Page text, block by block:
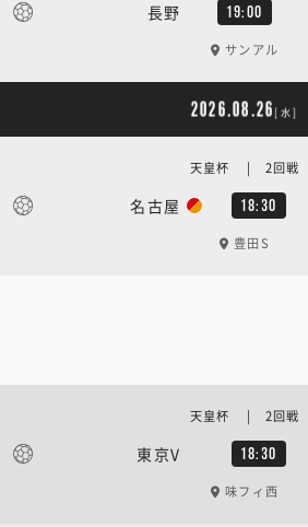
長野 19:00
サンアル
2026.08.26 [水]
名古屋 18:30
天皇杯 | 2回戦
豊田S
東京V 18:30
天皇杯 | 2回戦
味フィ西